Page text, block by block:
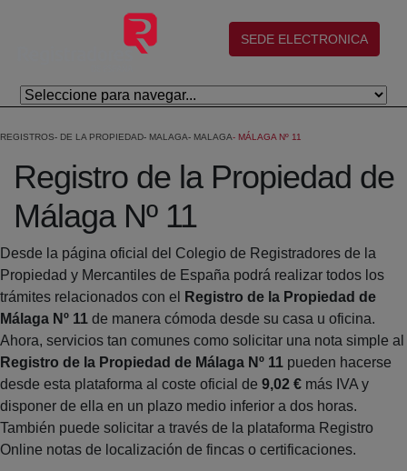
Eduki nagusira joan
(abre en nueva ventana)
SEDE ELECTRONICA
REGISTROS DE LA PROPIEDAD MALAGA MALAGA MÁLAGA Nº 11
Registro de la Propiedad de
Málaga Nº 11
Desde la página oficial del Colegio de Registradores de la
Propiedad y Mercantiles de España podrá realizar todos los
trámites relacionados con el
Registro de la Propiedad de
Málaga Nº 11 de manera cómoda desde su casa u oficina.
Ahora, servicios tan comunes como solicitar una nota simple al
Registro de la Propiedad de Málaga Nº 11 pueden hacerse
desde esta plataforma al coste oficial de 9,02 € más IVA y
disponer de ella en un plazo medio inferior a dos horas.
También puede solicitar a través de la plataforma Registro
Online notas de localización de fincas o certificaciones.